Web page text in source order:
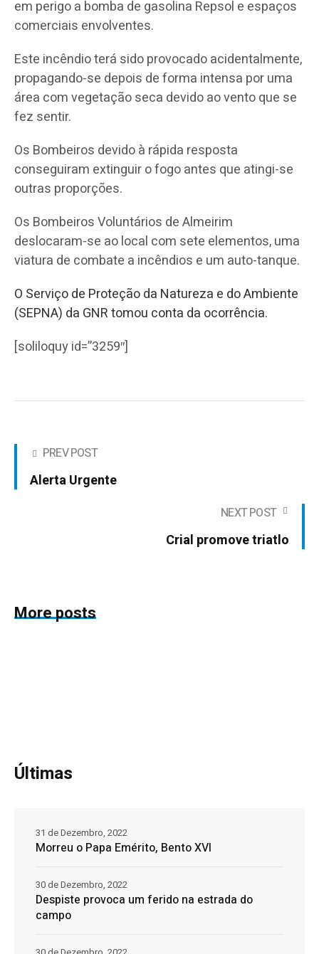
em perigo a bomba de gasolina Repsol e espaços
comerciais envolventes.
Este incêndio terá sido provocado acidentalmente,
propagando-se depois de forma intensa por uma
área com vegetação seca devido ao vento que se
fez sentir.
Os Bombeiros devido à rápida resposta
conseguiram extinguir o fogo antes que atingi-se
outras proporções.
Os Bombeiros Voluntários de Almeirim
deslocaram-se ao local com sete elementos, uma
viatura de combate a incêndios e um auto-tanque.
O Serviço de Proteção da Natureza e do Ambiente
(SEPNA) da GNR tomou conta da ocorrência.
[soliloquy id=”3259″]
PREV POST
Alerta Urgente
NEXT POST
Crial promove triatlo
More posts
Últimas
Morreu o Papa Emérito, Bento XVI
31 de Dezembro, 2022
Despiste provoca um ferido na estrada do
campo
30 de Dezembro, 2022